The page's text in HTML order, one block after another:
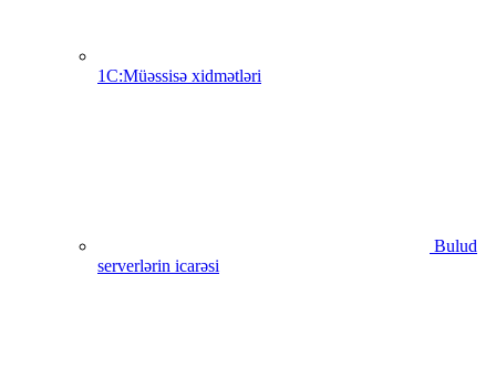
1C:Müəssisə xidmətləri
Bulud
serverlərin icarəsi